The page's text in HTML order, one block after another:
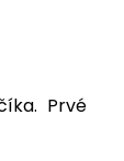
Prvé